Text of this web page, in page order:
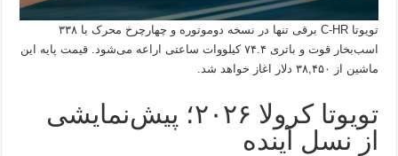
تویوتا C-HR برقی تنها در نسخه دوموتوره و چهارچرخ محرک با ۳۳۸
اسب‌بخار قوت و باتری ۷۴.۴ کیلووات ساعتی اراعه می‌شود. قیمت پایه این
ماشین از ۳۸,۴۵۰ دلار اغاز خواهد شد.
تویوتا کرولا ۲۰۲۶؛ پیش‌نمایشی
از نسل آینده